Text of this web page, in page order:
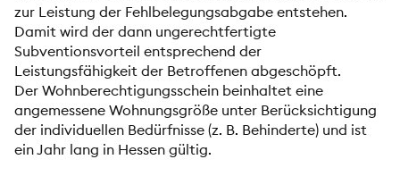
zur Leistung der Fehlbelegungsabgabe entstehen.
Damit wird der dann ungerechtfertigte
Subventionsvorteil entsprechend der
Leistungsfähigkeit der Betroffenen abgeschöpft.
Der Wohnberechtigungsschein beinhaltet eine
angemessene Wohnungsgröße unter Berücksichtigung
der individuellen Bedürfnisse (z. B. Behinderte) und ist
ein Jahr lang in Hessen gültig.